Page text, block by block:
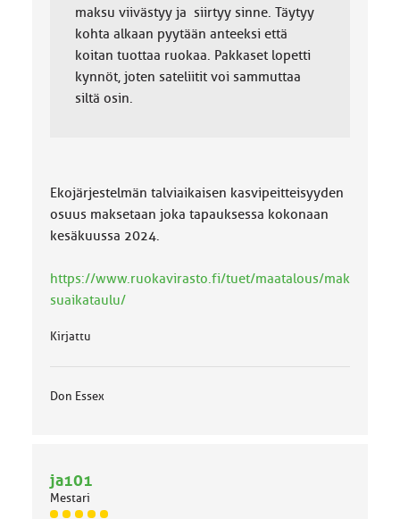
maksu viivästyy ja siirtyy sinne. Täytyy
kohta alkaan pyytään anteeksi että
koitan tuottaa ruokaa. Pakkaset lopetti
kynnöt, joten sateliitit voi sammuttaa
siltä osin.
Ekojärjestelmän talviaikaisen kasvipeitteisyyden
osuus maksetaan joka tapauksessa kokonaan
kesäkuussa 2024.
https://www.ruokavirasto.fi/tuet/maatalous/mak
suaikataulu/
Kirjattu
Don Essex
ja101
Mestari